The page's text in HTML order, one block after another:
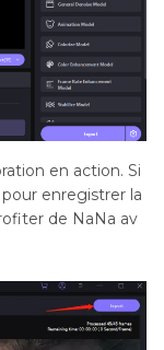
en action. Si
enregistrer la
de NaNa av